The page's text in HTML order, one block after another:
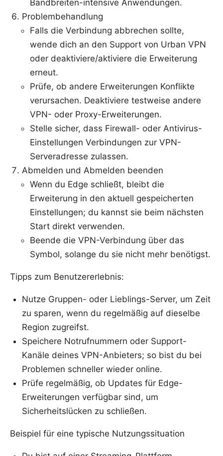
Bandbreiten-intensive Anwendungen.
Problembehandlung
Falls die Verbindung abbrechen sollte,
wende dich an den Support von Urban VPN
oder deaktiviere/aktiviere die Erweiterung
erneut.
Prüfe, ob andere Erweiterungen Konflikte
verursachen. Deaktiviere testweise andere
VPN- oder Proxy-Erweiterungen.
Stelle sicher, dass Firewall- oder Antivirus-
Einstellungen Verbindungen zur VPN-
Serveradresse zulassen.
Abmelden und Abmelden beenden
Wenn du Edge schließt, bleibt die
Erweiterung in den aktuell gespeicherten
Einstellungen; du kannst sie beim nächsten
Start direkt verwenden.
Beende die VPN-Verbindung über das
Symbol, solange du sie nicht mehr benötigst.
Tipps zum Benutzererlebnis:
Nutze Gruppen- oder Lieblings-Server, um Zeit
zu sparen, wenn du regelmäßig auf dieselbe
Region zugreifst.
Speichere Notrufnummern oder Support-
Kanäle deines VPN-Anbieters; so bist du bei
Problemen schneller wieder online.
Prüfe regelmäßig, ob Updates für Edge-
Erweiterungen verfügbar sind, um
Sicherheitslücken zu schließen.
Beispiel für eine typische Nutzungssituation